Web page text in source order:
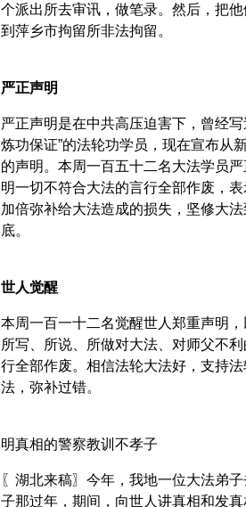
个派出所去审讯，做笔录。然后，把他
到萍乡市拘留所非法拘留。
严正声明
严正声明是在中共高压迫害下，曾经写
炼功保证”的法轮功学员，现在宣布从
的声明。本周一百五十二名大法学员严
明一切不符合大法的言行全部作废，表
加倍弥补给大法造成的损失，坚修大法
底。
世人觉醒
本周一百一十二名觉醒世人郑重声明，
所写、所说、所做对大法、对师父不
行全部作废。相信法轮大法好，支持法
法，弥补过错。
明真相的警察教训不孝子
〖湖北来稿〗今年，我地一位大法弟
子那过年，期间，向世人讲真相和发真